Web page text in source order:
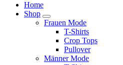
Home
Shop
Frauen Mode
T-Shirts
Crop Tops
Pullover
Männer Mode